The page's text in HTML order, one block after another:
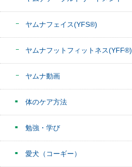
ヤムナフェイス(YFS®)
ヤムナフットフィットネス(YFF®)
ヤムナ動画
体のケア方法
勉強・学び
愛犬（コーギー）